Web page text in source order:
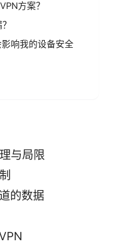
方案？
响我的设备安全
与局限
的数据